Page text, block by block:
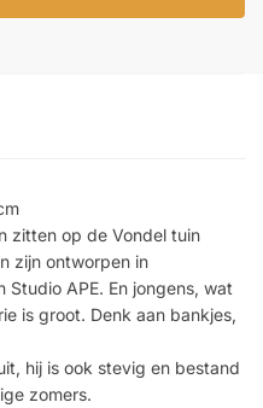
zitten op de Vondel tuin
zijn ontworpen in
APE. En jongens, wat
is groot. Denk aan bankjes,
hij is ook stevig en bestand
zomers.